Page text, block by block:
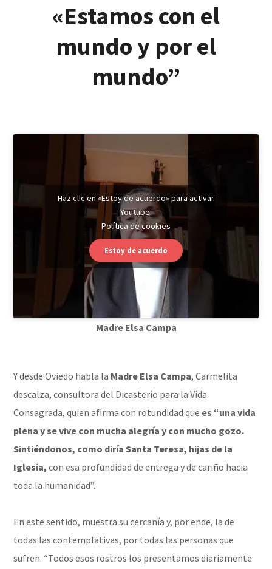
«Estamos con el
mundo y por el
mundo”
Haz clic en «Estoy de acuerdo» para activar
Youtube
Política de cookies
Estoy de acuerdo
Madre Elsa Campa
Y desde Oviedo habla la Madre Elsa Campa, Carmelita
descalza, consultora del Dicasterio para la Vida
Consagrada, quien afirma con rotundidad que es “una vida
plena y se vive con mucha alegría y con mucho gozo.
Sintiéndonos, como diría Santa Teresa, hijas de la
Iglesia, con esa profundidad de entrega y de cariño hacia
toda la humanidad”.
En este sentido, muestra su cercanía y, por ende, la de
todas las contemplativas, por todas las personas que
sufren. “Todos esos rostros los presentamos diariamente